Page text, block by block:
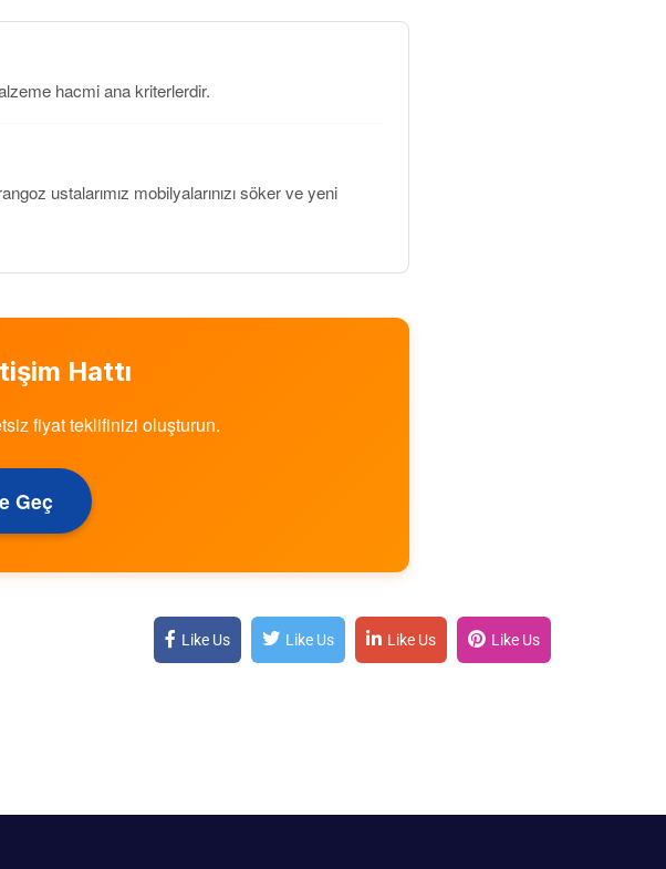
hacmi ana kriterlerdir.
ustalarımız mobilyalarınızı söker ve yeni
Hattı
fiyat teklifinizi oluşturun.
Geç
Like Us Like Us Like Us Like Us